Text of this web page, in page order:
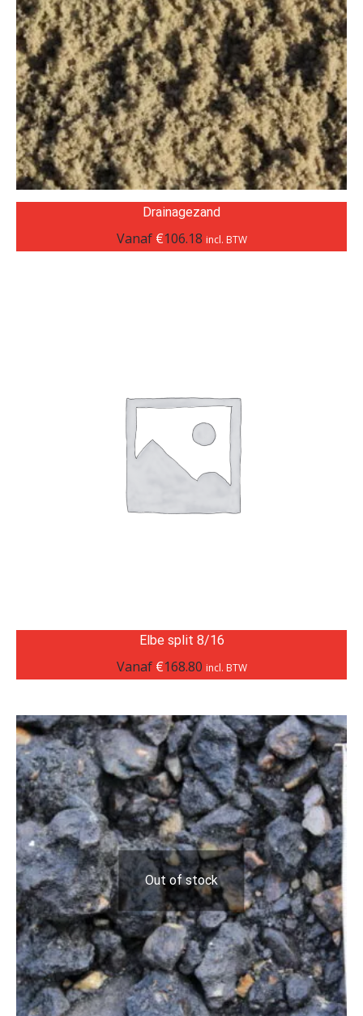
Drainagezand
Vanaf €106.18 incl. BTW
Elbe split 8/16
Vanaf €168.80 incl. BTW
Out of stock